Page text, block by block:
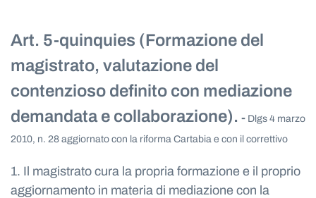
Art. 5-quinquies (Formazione del
magistrato, valutazione del
contenzioso definito con mediazione
demandata e collaborazione). - Dlgs 4 marzo
2010, n. 28 aggiornato con la riforma Cartabia e con il correttivo
1. Il magistrato cura la propria formazione e il proprio
aggiornamento in materia di mediazione con la